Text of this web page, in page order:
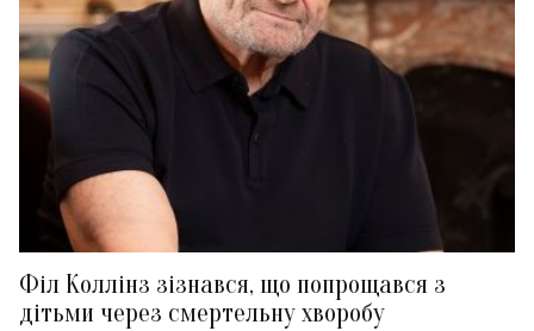
Філ Коллінз зізнався, що попрощався з
дітьми через смертельну хворобу